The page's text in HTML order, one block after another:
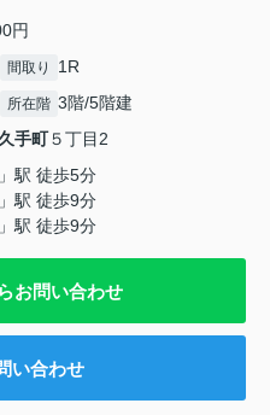
円
間取り 1R
所在階 3階/5階建
手町５丁目2
」駅 徒歩5分
駅 徒歩9分
駅 徒歩9分
お問い合わせ
い合わせ